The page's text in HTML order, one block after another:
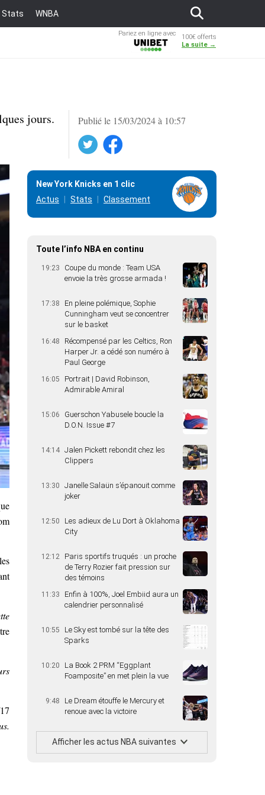
Stats WNBA
Pariez en ligne avec
100€ offerts
La suite →
Publié le 15/03/2024 à 10:57
Facebook
jours.
New York Knicks en 1 clic
Actus
Stats Classement
Toute l’info NBA en continu
19:23
Coupe du monde : Team USA
envoie la très grosse armada !
17:38
En pleine polémique, Sophie
Cunningham veut se concentrer
sur le basket
16:48
Récompensé par les Celtics, Ron
Harper Jr. a cédé son numéro à
Paul George
16:05
Portrait | David Robinson,
Admirable Amiral
15:06
Guerschon Yabusele boucle la
D.O.N. Issue #7
14:14 Jalen Pickett rebondit chez les
Clippers
13:30
Janelle Salaün s’épanouit comme
joker
12:50
Les adieux de Lu Dort à Oklahoma
City
12:12
Paris sportifs truqués : un proche
de Terry Rozier fait pression sur
des témoins
11:33
Enfin à 100%, Joel Embiid aura un
calendrier personnalisé
10:55
Le Sky est tombé sur la tête des
Sparks
10:20
La Book 2 PRM “Eggplant
Foamposite” en met plein la vue
9:48
Le Dream étouffe le Mercury et
renoue avec la victoire
Afficher les actus NBA suivantes